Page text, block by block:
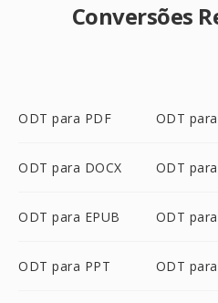
Conversões
ODT para PDF ODT
ODT para DOCX ODT para
ODT para EPUB ODT para
ODT para PPT ODT